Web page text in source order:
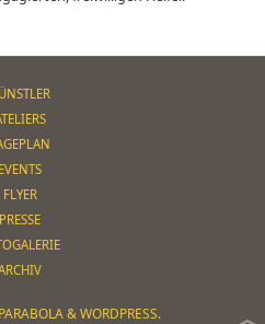
EVENTS
FLYER
PRESSE
PARABOLA&WORDPRESS.